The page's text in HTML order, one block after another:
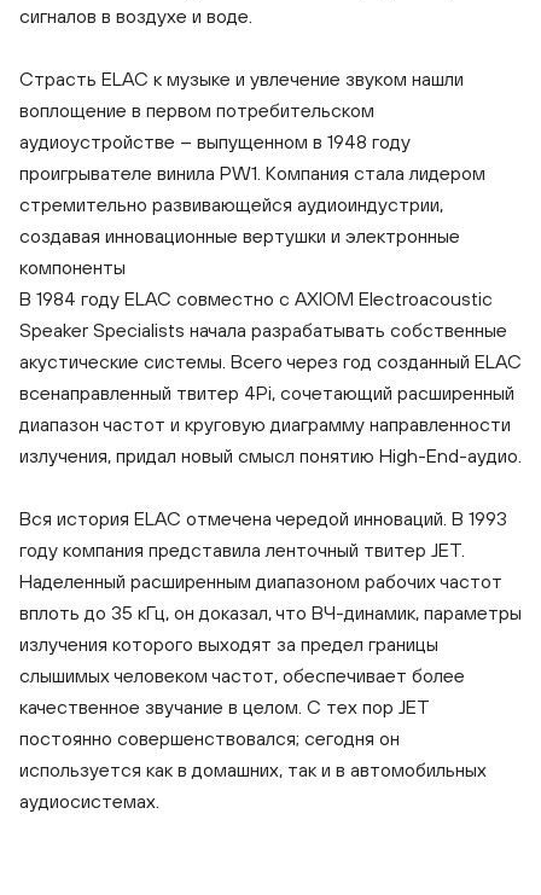
5.1 ELAC Cinema 8 Black
сигналов в воздухе и воде.
Страсть ELAC к музыке и увлечение звуком нашли
воплощение в первом потребительском
аудиоустройстве – выпущенном в 1948 году
проигрывателе винила PW1. Компания стала лидером
стремительно развивающейся аудиоиндустрии,
создавая инновационные вертушки и электронные
компоненты
В 1984 году ELAC совместно с AXIOM Electroacoustic
Speaker Specialists начала разрабатывать собственные
акустические системы. Всего через год созданный ELAC
всенаправленный твитер 4Pi, сочетающий расширенный
диапазон частот и круговую диаграмму направленности
излучения, придал новый смысл понятию High-End-аудио.
Вся история ELAC отмечена чередой инноваций. В 1993
году компания представила ленточный твитер JET.
Наделенный расширенным диапазоном рабочих частот
вплоть до 35 кГц, он доказал, что ВЧ-динамик, параметры
излучения которого выходят за предел границы
слышимых человеком частот, обеспечивает более
качественное звучание в целом. С тех пор JET
постоянно совершенствовался; сегодня он
используется как в домашних, так и в автомобильных
аудиосистемах.